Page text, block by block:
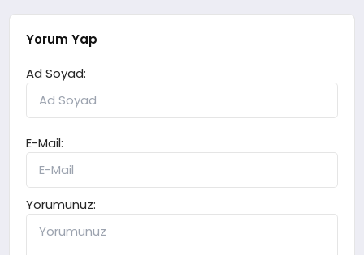
Yorum Yap
Ad Soyad:
E-Mail:
Yorumunuz: